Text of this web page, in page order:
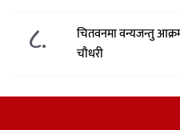
८.
चितवनमा वन्यजन्तु
चौधरी